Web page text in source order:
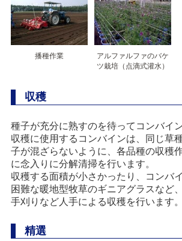
播種作業
アルファルファのバケ
ツ栽培（点滴式灌水）
収穫
種子が充分に熟すのを待ってコンバイ
収穫に使用するコンバインは、同じ草
子が混ざらないように、各品種の収穫
に念入りに分解清掃を行います。
収穫する面積が小さかったり、コンバ
困難な暖地型牧草のギニアグラスなど
手刈りなど人手による収穫を行います。
精選